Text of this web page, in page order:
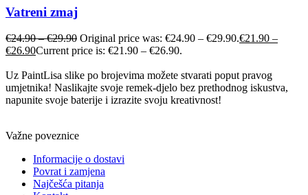
Vatreni zmaj
€24.90–€29.90 Original price was: €24.90 – €29.90.€21.90 –
€26.90Current price is: €21.90 – €26.90.
Uz PaintLisa slike po brojevima možete stvarati poput pravog
umjetnika! Naslikajte svoje remek-djelo bez prethodnog iskustva,
napunite svoje baterije i izrazite svoju kreativnost!
Važne poveznice
Informacije o dostavi
Povrat i zamjena
Najčešća pitanja